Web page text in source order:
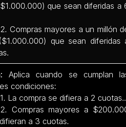
que sean diferidas a
mayores a un millón
que sean diferidas
Aplica cuando se cumplan
condiciones:
compra se difiera a 2 cuotas..
Compras mayores a
a 3 cuotas.